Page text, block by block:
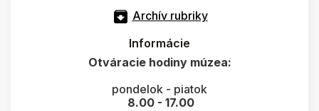
Archív rubriky
Informácie
Otváracie hodiny múzea:
pondelok - piatok
8.00 - 17.00